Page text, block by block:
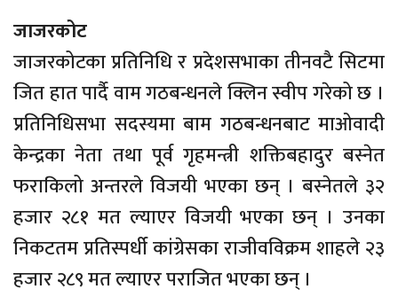
जाजरकोट
जाजरकोटका प्रतिनिधि र प्रदेशसभाका तीनवटै सिटमा
जित हात पार्दै वाम गठबन्धनले क्लिन स्वीप गरेको छ ।
प्रतिनिधिसभा सदस्यमा बाम गठबन्धनबाट माओवादी
केन्द्रका नेता तथा पूर्व गृहमन्त्री शक्तिबहादुर बस्नेत
फराकिलो अन्तरले विजयी भएका छन् । बस्नेतले ३२
हजार २८१ मत ल्याएर विजयी भएका छन् । उनका
निकटतम प्रतिस्पर्धी कांग्रेसका राजीवविक्रम शाहले २३
हजार २८९ मत ल्याएर पराजित भएका छन् ।